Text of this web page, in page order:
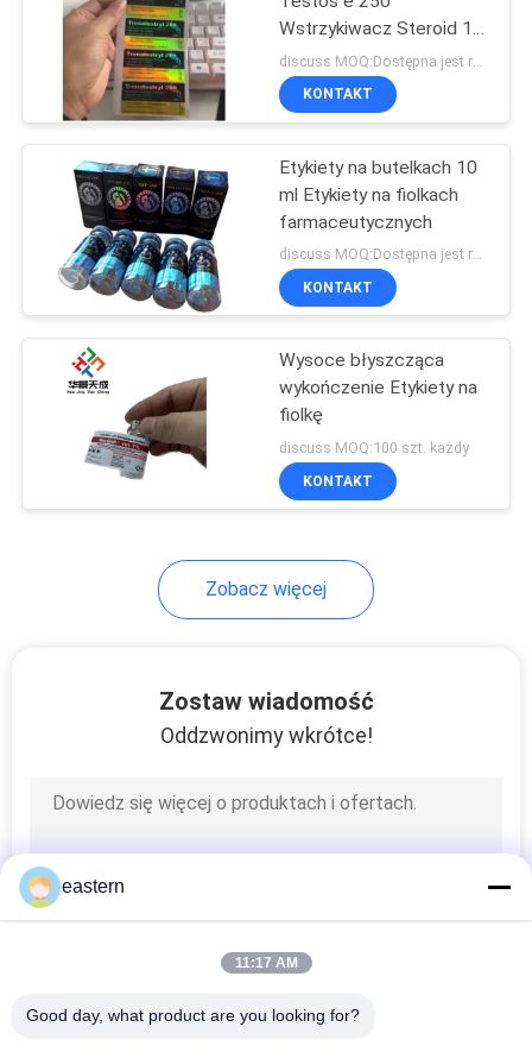
Opakowanie
farmaceutyczne
19
Etykieta butelki
medycyny
Pudełko na butelki z
Małe szklane fiolki
Wstrzykiwacz Steroid 10
ml Etykiety fiolki
KONTAKT
Etykiety na butelkach 10
ml Etykiety na fiolkach
farmaceutycznych
discuss MOQ:Dostępna jest również mała ilość
KONTAKT
Wysoce błyszcząca
wykończenie Etykiety na
fiolkę
discuss MOQ:100 szt. każdy
KONTAKT
Zobacz więcej
Zostaw wiadomość
Oddzwonimy wkrótce!
eastern
11:17 AM
Good day, what product are you looking for?